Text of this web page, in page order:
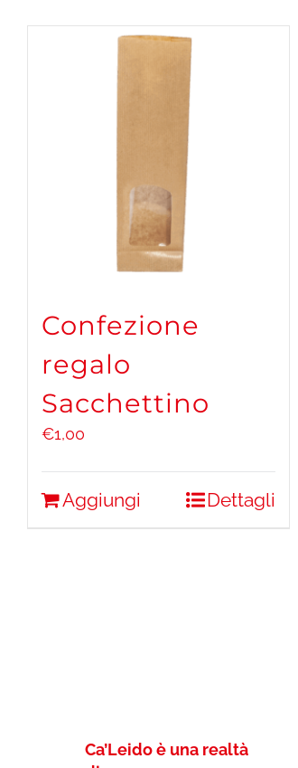
Confezione
regalo
Sacchettino
€1,00
Aggiungi Dettagli
Ca’Leido è una realtà